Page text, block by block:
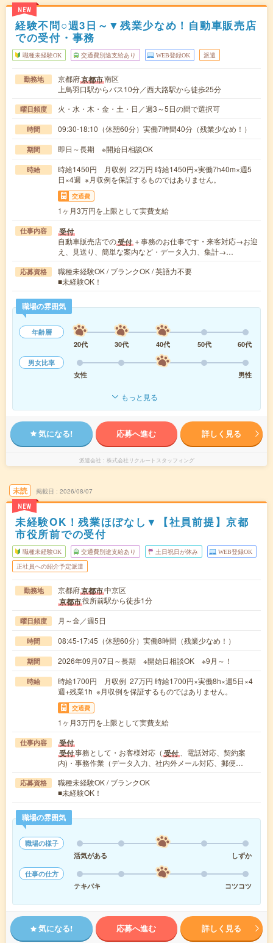
NEW
経験不問○週3日～▼残業少なめ！自動車販売店
での受付・事務
職種未経験OK 交通費別途支給あり WEB登録OK 派遣
勤務地 京都府京都市南区
上鳥羽口駅からバス10分／西大路駅から徒歩25分
曜日頻度 火・水・木・金・土・日／週3～5日の間で選択可
時間 09:30-18:10（休憩60分）実働7時間40分（残業少なめ！）
期間 即日～長期 ※開始日相談OK
時給
時給1450円 月収例 22万円 時給1450円×実働7h40m×週5
日×4週 ※月収例を保証するものではありません。
交通費
1ヶ月3万円を上限として実費支給
仕事内容 受付
自動車販売店での受付 ＋事務のお仕事です・来客対応→お迎
え、見送り、簡単な案内など・データ入力、集計→…
応募資格
職種未経験OK / ブランクOK / 英語力不要
■未経験OK！
職場の雰囲気
年齢層
20代
30代 40代 50代
60代
男女比率
女性
男性
もっと見る
気になる! 応募へ進む 詳しく見る
派遣会社 株式会社リクルートスタッフィング
未読
NEW
掲載日 2026/08/07
未経験OK！残業ほぼなし▼【社員前提】京都
市役所前での受付
職種未経験OK 交通費別途支給あり 土日祝日が休み WEB登録OK
正社員への紹介予定派遣
勤務地 京都府京都市中京区
京都市役所前駅から徒歩1分
曜日頻度 月～金／週5日
時間 08:45-17:45（休憩60分）実働8時間（残業少なめ！）
期間 2026年09月07日～長期 ※開始日相談OK ※9月～！
時給
時給1700円 月収例 27万円 時給1700円×実働8h×週5日×4
週+残業1h ※月収例を保証するものではありません。
交通費
1ヶ月3万円を上限として実費支給
仕事内容
受付
受付事務として・お客様対応（ 受付
、電話対応、契約案
内)・事務作業（データ入力、社内外メール対応、郵便…
応募資格
職種未経験OK / ブランクOK
■未経験OK！
職場の雰囲気
職場の様子
活気がある
しずか
仕事の仕方
テキパキ
コツコツ
気になる! 応募へ進む 詳しく見る